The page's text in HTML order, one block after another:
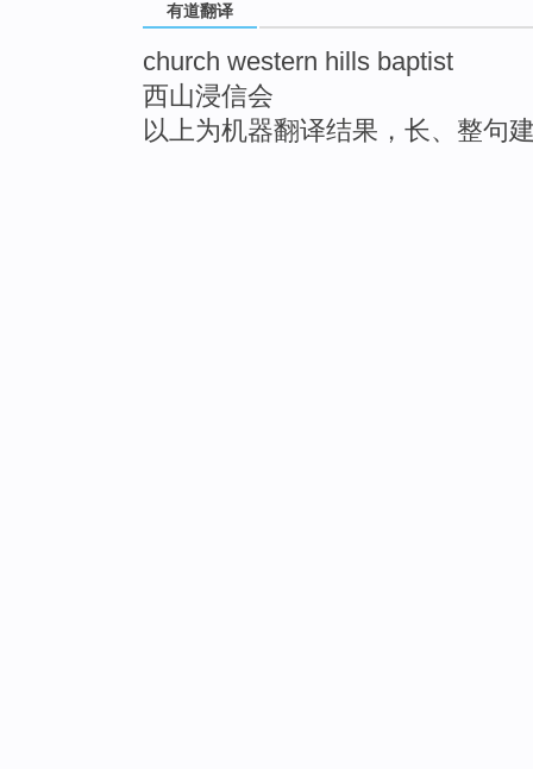
有道翻译
church western hills baptist
西山浸信会
以上为机器翻译结果，长、整句